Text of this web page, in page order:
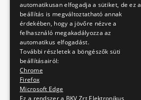
automatikusan elfogadja a sütiket, de ez a
beállítás is megváltoztatható annak
érdekében, hogy a jövőre nézve a
felhasználó megakadályozza az
automatikus elfogadást.
További részletek a böngészők süti
beállításairól:
Chrome
Firefox
Microsoft Edge
Ez a rendszer a BKV Zrt Elektronikus